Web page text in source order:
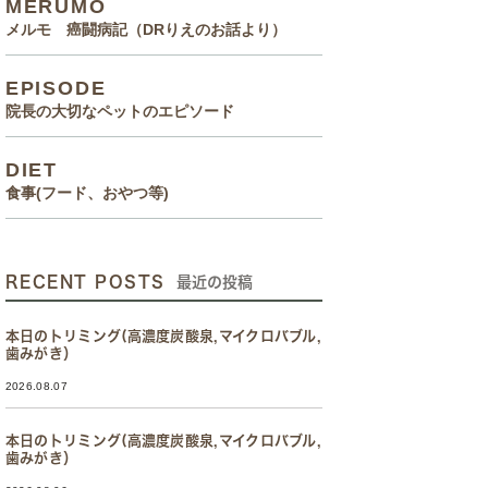
MERUMO
メルモ 癌闘病記（DRりえのお話より）
EPISODE
院長の大切なペットのエピソード
DIET
食事(フード、おやつ等)
RECENT POSTS 最近の投稿
本日のトリミング(高濃度炭酸泉,マイクロバブル,
歯みがき）
2026.08.07
本日のトリミング(高濃度炭酸泉,マイクロバブル,
歯みがき）